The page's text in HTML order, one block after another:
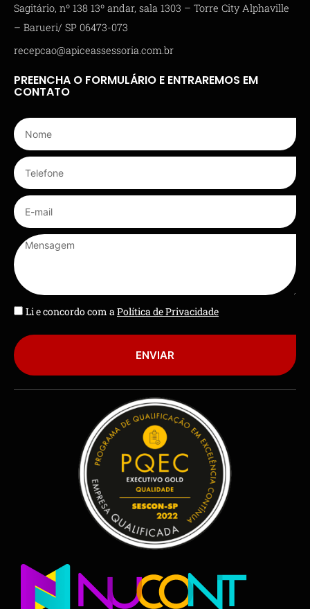
Sagitário, nº 138 13º andar, sala 1303 – Torre City Alphaville
– Barueri/ SP 06473-073
recepcao@apiceassessoria.com.br
PREENCHA O FORMULÁRIO E ENTRAREMOS EM
CONTATO
Li e concordo com aPolítica de Privacidade
ENVIAR